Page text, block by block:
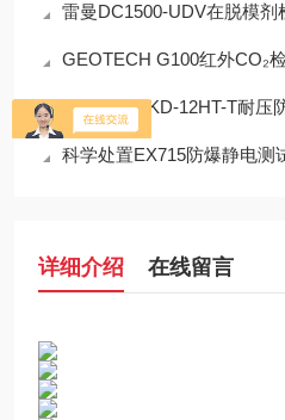
雷曼DC1500-UDV在脱模
GEOTECH G100红外CO₂
COSMOS KD-12HT-T耐压防爆
科学处置EX715防爆静电测试仪故
详细介绍 在线留言